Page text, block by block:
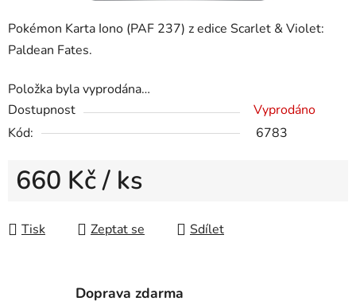
Pokémon Karta Iono (PAF 237) z edice Scarlet & Violet:
Paldean Fates.
Položka byla vyprodána…
Dostupnost
Vyprodáno
Kód:
6783
660 Kč/ ks
Tisk
Zeptat se Sdílet
Doprava zdarma